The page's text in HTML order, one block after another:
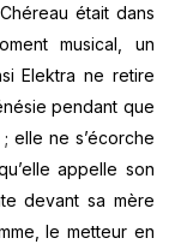
était dans
musical, un
Elektra ne retire
pendant que
elle ne s’écorche
appelle son
devant sa mère
le metteur en